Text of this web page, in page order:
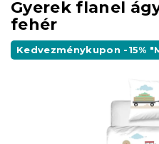
Gyerek flanel
fehér
Kedvezménykupon -15%